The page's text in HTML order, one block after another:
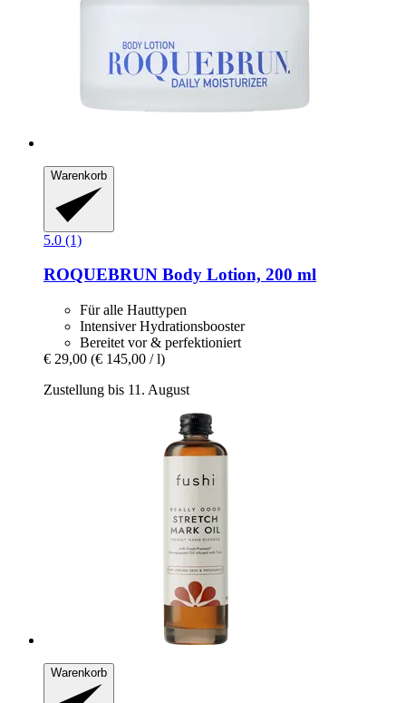
Warenkorb
5.0 (1)
ROQUEBRUN Body Lotion, 200 ml
Für alle Hauttypen
Intensiver Hydrationsbooster
Bereitet vor & perfektioniert
€ 29,00 (€ 145,00 / l)
Zustellung bis 11. August
Warenkorb